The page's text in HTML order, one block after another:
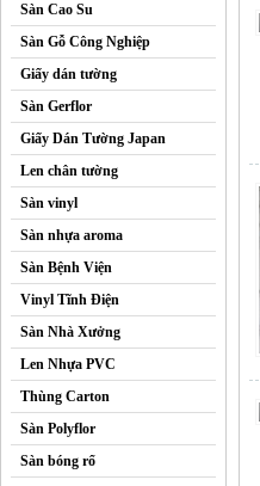
Sàn Cao Su
Sàn Gỗ Công Nghiệp
Giấy dán tường
Sàn Gerflor
Giấy Dán Tường Japan
Len chân tường
Sàn vinyl
Sàn nhựa aroma
Sàn Bệnh Viện
Vinyl Tĩnh Điện
Sàn Nhà Xưởng
Len Nhựa PVC
Thùng Carton
Sàn Polyflor
Sàn bóng rổ